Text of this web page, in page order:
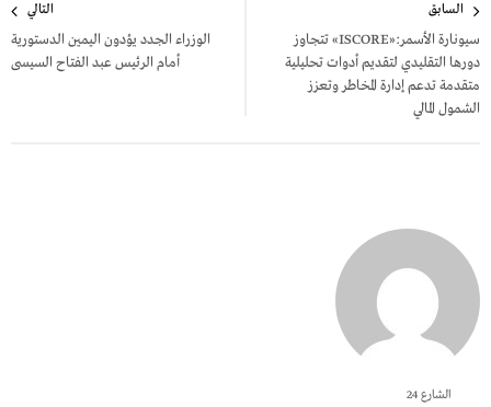
المقالات
السابق
سيونارة الأسمر:«ISCORE» تتجاوز
دورها التقليدي لتقديم أدوات تحليلية
متقدمة تدعم إدارة المخاطر وتعزز
الشمول المالي
التالي
الوزراء الجدد يؤدون اليمين الدستورية
أمام الرئيس عبد الفتاح السيسى
الشارع 24